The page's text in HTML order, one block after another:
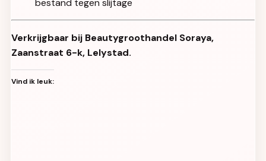
bestand tegen slijtage
Verkrijgbaar bij Beautygroothandel Soraya,
Zaanstraat 6-k, Lelystad.
Vind ik leuk: